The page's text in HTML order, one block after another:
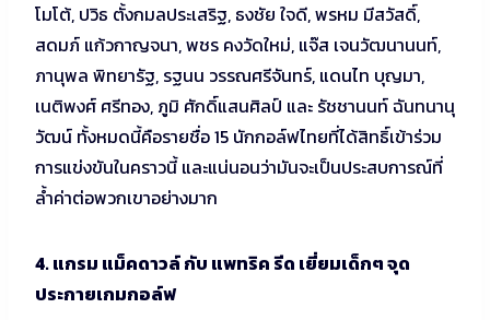
โมโต้, ปวิธ ตั้งกมลประเสริฐ, ธงชัย ใจดี, พรหม มีสวัสดิ์,
สดมภ์ แก้วกาญจนา, พชร คงวัดใหม่, แจ๊ส เจนวัฒนานนท์,
ภานุพล พิทยารัฐ, รฐนน วรรณศรีจันทร์, แดนไท บุญมา,
เนติพงศ์ ศรีทอง, ภูมิ ศักดิ์แสนศิลป์ และ รัชชานนท์ ฉันทนานุ
วัฒน์ ทั้งหมดนี้คือรายชื่อ 15 นักกอล์ฟไทยที่ได้สิทธิ์เข้าร่วม
การแข่งขันในคราวนี้ และแน่นอนว่ามันจะเป็นประสบการณ์ที่
ล้ำค่าต่อพวกเขาอย่างมาก
4. แกรม แม็คดาวล์ กับ แพทริค รีด เยี่ยมเด็กๆ จุด
ประกายเกมกอล์ฟ